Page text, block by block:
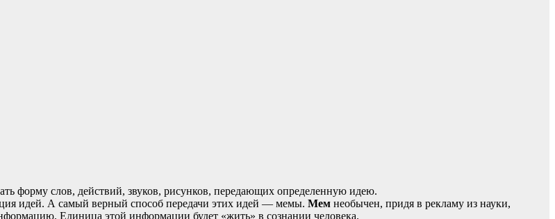
форму слов, действий, звуков, рисунков, передающих определенную идею.
идей. А самый верный способ передачи этих идей — мемы. Мем необычен, придя в рекламу из науки,
Единица этой информации будет «жить» в сознании человека.